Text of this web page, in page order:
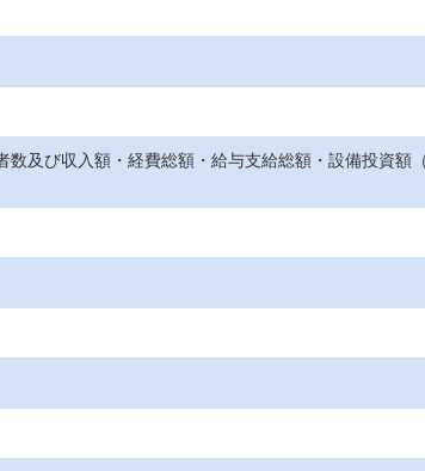
及び収入額・経費総額・給与支給総額・設備投資額